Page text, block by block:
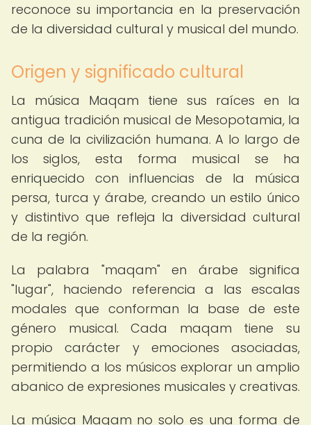
reconoce su importancia en la preservación
de la diversidad cultural y musical del mundo.
Origen y significado cultural
La música Maqam tiene sus raíces en la
antigua tradición musical de Mesopotamia, la
cuna de la civilización humana. A lo largo de
los siglos, esta forma musical se ha
enriquecido con influencias de la música
persa, turca y árabe, creando un estilo único
y distintivo que refleja la diversidad cultural
de la región.
La palabra "maqam" en árabe significa
"lugar", haciendo referencia a las escalas
modales que conforman la base de este
género musical. Cada maqam tiene su
propio carácter y emociones asociadas,
permitiendo a los músicos explorar un amplio
abanico de expresiones musicales y creativas.
La música Maqam no solo es una forma de